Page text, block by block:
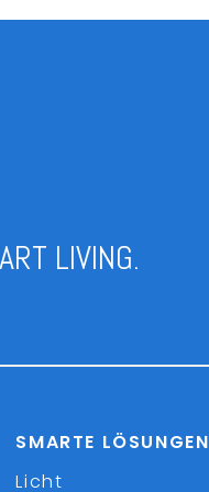
LIVING.
SMARTE LÖSUNGEN
Licht